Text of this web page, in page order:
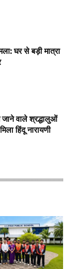
घर से बड़ी मात्रा
वाले श्रद्धालुओं
हिंदू नारायणी